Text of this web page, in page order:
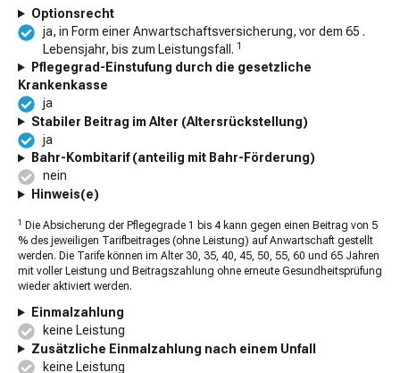
Optionsrecht
ja, in Form einer Anwartschaftsversicherung, vor dem 65 .
Lebensjahr, bis zum Leistungsfall. 1
Pflegegrad-Einstufung durch die gesetzliche
Krankenkasse
ja
Stabiler Beitrag im Alter (Altersrückstellung)
ja
Bahr-Kombitarif (anteilig mit Bahr-Förderung)
nein
Hinweis(e)
1
Die Absicherung der Pflegegrade 1 bis 4 kann gegen einen Beitrag von 5
% des jeweiligen Tarifbeitrages (ohne Leistung) auf Anwartschaft gestellt
werden. Die Tarife können im Alter 30, 35, 40, 45, 50, 55, 60 und 65 Jahren
mit voller Leistung und Beitragszahlung ohne erneute Gesundheitsprüfung
wieder aktiviert werden.
Einmalzahlung
keine Leistung
Zusätzliche Einmalzahlung nach einem Unfall
keine Leistung